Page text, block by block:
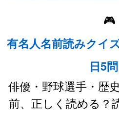
🎮
有名人名前読みクイ
日5問
俳優・野球選手・歴
前、正しく読める？